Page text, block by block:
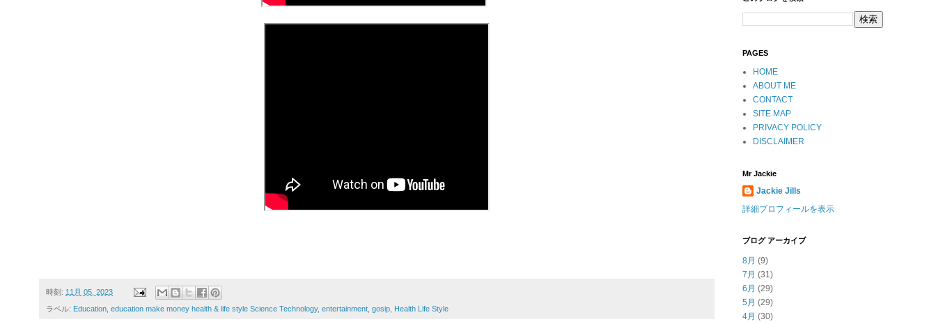
時刻: 11月 05, 2023
ラベル: Education education make money health & life style Science Technology, entertainment gosip Health Life Style
PAGES
HOME
ABOUT ME
CONTACT
SITE MAP
PRIVACY POLICY
DISCLAIMER
Mr Jackie
Jackie Jills
詳細プロフィールを表示
ブログ アーカイブ
8月 (9)
7月 (31)
6月 (29)
5月 (29)
4月 (30)